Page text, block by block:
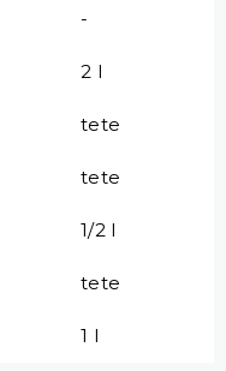
-
2 l
tete
tete
1/2 l
tete
1 l